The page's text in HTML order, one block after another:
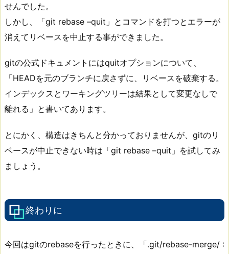
せんでした。
しかし、「git rebase –quit」とコマンドを打つとエラーが
消えてリベースを中止する事ができました。
gitの公式ドキュメントにはquitオプションについて、
「HEADを元のブランチに戻さずに、リベースを破棄する。
インデックスとワーキングツリーは結果として変更なしで
離れる」と書いてあります。
とにかく、構造はきちんと分かっておりませんが、gitのリ
ベースが中止できない時は「git rebase –quit」を試してみ
ましょう。
終わりに
今回はgitのrebaseを行ったときに、「.git/rebase-merge/ :